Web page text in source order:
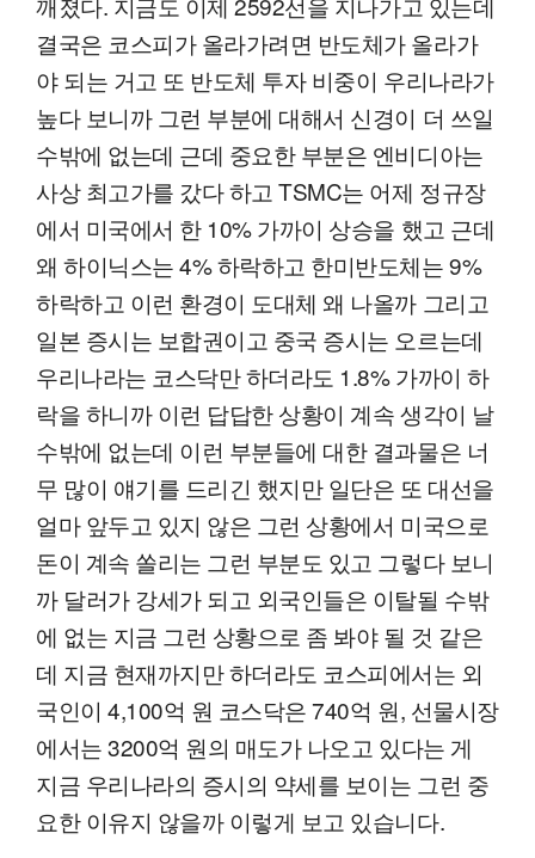
결국은 코스피가 올라가려면 반도체가 올라가
야 되는 거고 또 반도체 투자 비중이 우리나라가
높다 보니까 그런 부분에 대해서 신경이 더 쓰일
수밖에 없는데 근데 중요한 부분은 엔비디아는
사상 최고가를 갔다 하고 TSMC는 어제 정규장
에서 미국에서 한 10% 가까이 상승을 했고 근데
왜 하이닉스는 4% 하락하고 한미반도체는 9%
하락하고 이런 환경이 도대체 왜 나올까 그리고
일본 증시는 보합권이고 중국 증시는 오르는데
우리나라는 코스닥만 하더라도 1.8% 가까이 하
락을 하니까 이런 답답한 상황이 계속 생각이 날
수밖에 없는데 이런 부분들에 대한 결과물은 너
무 많이 얘기를 드리긴 했지만 일단은 또 대선을
얼마 앞두고 있지 않은 그런 상황에서 미국으로
돈이 계속 쏠리는 그런 부분도 있고 그렇다 보니
까 달러가 강세가 되고 외국인들은 이탈될 수밖
에 없는 지금 그런 상황으로 좀 봐야 될 것 같은
데 지금 현재까지만 하더라도 코스피에서는 외
국인이 4,100억 원 코스닥은 740억 원, 선물시장
에서는 3200억 원의 매도가 나오고 있다는 게
지금 우리나라의 증시의 약세를 보이는 그런 중
요한 이유지 않을까 이렇게 보고 있습니다.